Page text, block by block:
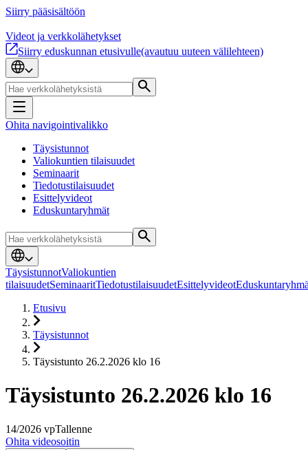
Siirry pääsisältöön
Videot ja verkkolähetykset
Siirry eduskunnan etusivulle(avautuu uuteen välilehteen)
Ohita navigointivalikko
Täysistunnot
Valiokuntien tilaisuudet
Seminaarit
Tiedotustilaisuudet
Esittelyvideot
Eduskuntaryhmät
TäysistunnotValiokuntien
tilaisuudetSeminaaritTiedotustilaisuudetEsittelyvideot
Etusivu
Täysistunnot
Täysistunto 26.2.2026 klo 16
Täysistunto 26.2.2026 klo 16
14/2026 vpTallenne
Ohita videosoitin